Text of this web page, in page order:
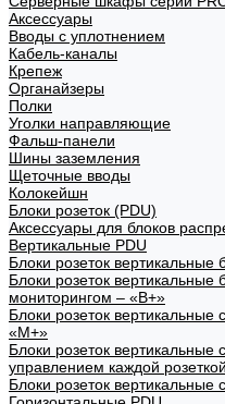
Аксессуары
Вводы с уплотнением
Кабель-каналы
Крепеж
Органайзеры
Полки
Уголки направляющие
Фальш-панели
Шины заземления
Щеточные вводы
Колокейшн
Блоки розеток (PDU)
Аксессуары для блоков
Вертикальные PDU
Блоки розеток вертикальные
Блоки розеток вертикальные
мониторингом – «В+»
Блоки розеток вертикальные
«М+»
Блоки розеток
управлением каждой
Блоки розеток